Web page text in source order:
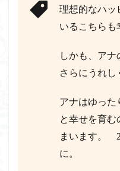
理想的なハッ
いるこちらも
しかも、アナ
さらにうれし
アナはゆった
と幸せを育む
まいます。
に。